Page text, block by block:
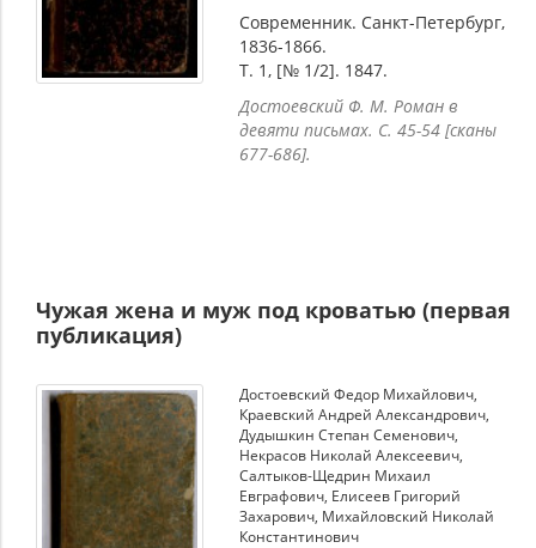
Современник. Санкт-Петербург,
1836-1866.
Т. 1, [№ 1/2]. 1847.
Достоевский Ф. М. Роман в
девяти письмах. С. 45-54 [сканы
677-686].
Чужая жена и муж под кроватью (первая
публикация)
Достоевский Федор Михайлович,
Краевский Андрей Александрович,
Дудышкин Степан Семенович,
Некрасов Николай Алексеевич,
Салтыков-Щедрин Михаил
Евграфович, Елисеев Григорий
Захарович, Михайловский Николай
Константинович